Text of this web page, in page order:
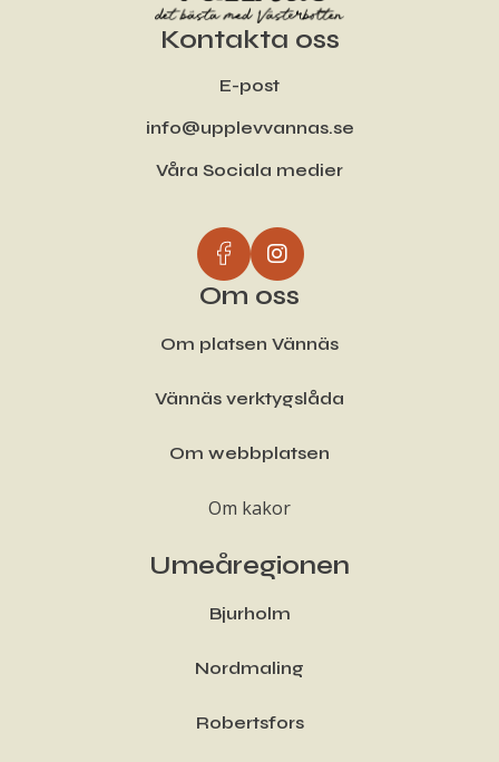
Kontakta oss
E-post
info@upplevvannas.se
Våra Sociala medier
Om oss
Om platsen Vännäs
Vännäs verktygslåda
Om webbplatsen
Om kakor
Umeåregionen
Bjurholm
Nordmaling
Robertsfors